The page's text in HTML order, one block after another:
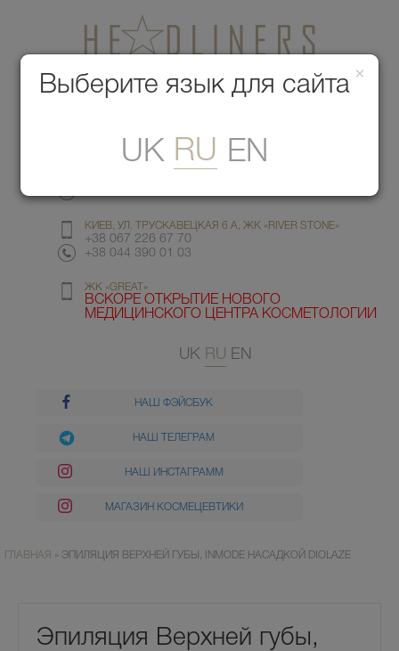
КИЕВ, УЛ. ГМЫРИ 6
КИЕВ, УЛ. ТРУСКАВЕЦКАЯ 6 А, ЖК «RIVER STONE»
+38 067 226 67 70
+38 044 390 01 03
ЖК «GREAT»
ВСКОРЕ ОТКРЫТИЕ НОВОГО
МЕДИЦИНСКОГО ЦЕНТРА КОСМЕТОЛОГИИ
UK RU EN
НАШ ФЭЙСБУК
НАШ ТЕЛЕГРАМ
НАШ ИНСТАГРАММ
МАГАЗИН КОСМЕЦЕВТИКИ
ГЛАВНАЯ » ЭПИЛЯЦИЯ ВЕРХНЕЙ ГУБЫ, INMODE НАСАДКОЙ DIOLAZE
Эпиляция Верхней губы,
×
Выберите язык для сайта
UK RU EN